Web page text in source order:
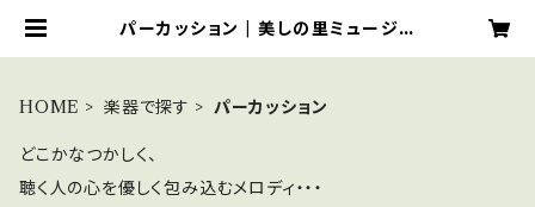
パーカッション | 美しの里ミュージッ
HOME 楽器で探す パーカッション
どこかなつかしく、
聴く人の心を優しく包み込むメロディ・・・